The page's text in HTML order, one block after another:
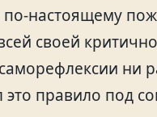
настоящему
своей
ни
это правило под